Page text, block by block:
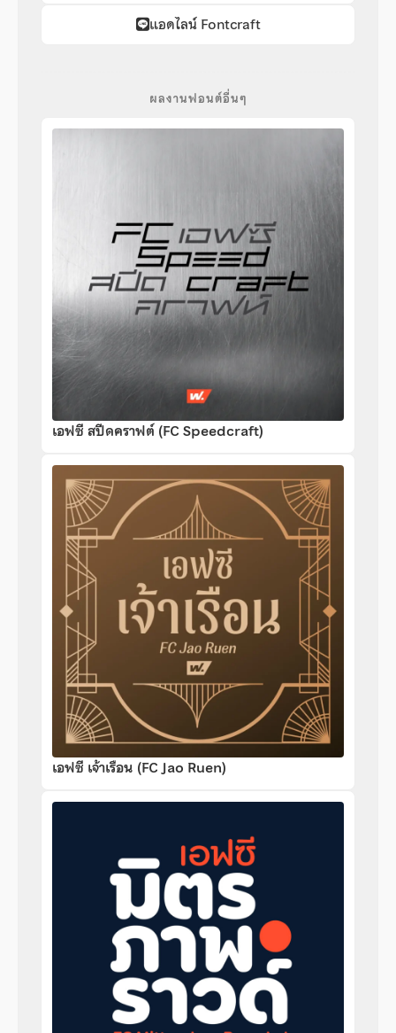
แอดไลน์ Fontcraft
ผลงานฟอนต์อื่นๆ
เอฟซี สปีดคราฟต์ (FC Speedcraft)
เอฟซี เจ้าเรือน (FC Jao Ruen)